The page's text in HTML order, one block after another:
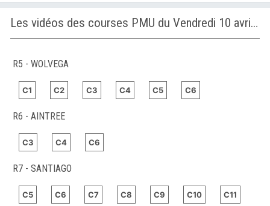
Les vidéos des courses PMU du Vendredi 10 avril 2026
R5 - WOLVEGA
C1 C2 C3 C4 C5 C6
R6 - AINTREE
C3 C4 C6
R7 - SANTIAGO
C5 C6 C7 C8 C9 C10 C11